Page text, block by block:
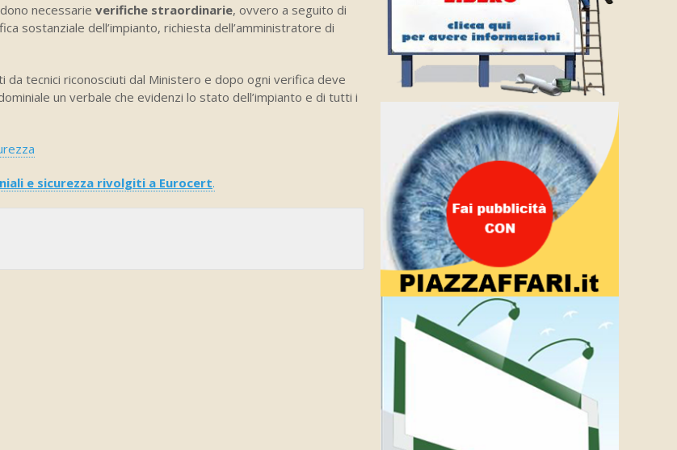
necessarie verifiche straordinarie, ovvero a seguito di
sostanziale dell’impianto, richiesta dell’amministratore di
tecnici riconosciuti dal Ministero e dopo ogni verifica deve
un verbale che evidenzi lo stato dell’impianto e di tutti i
e sicurezza rivolgiti a Eurocert.